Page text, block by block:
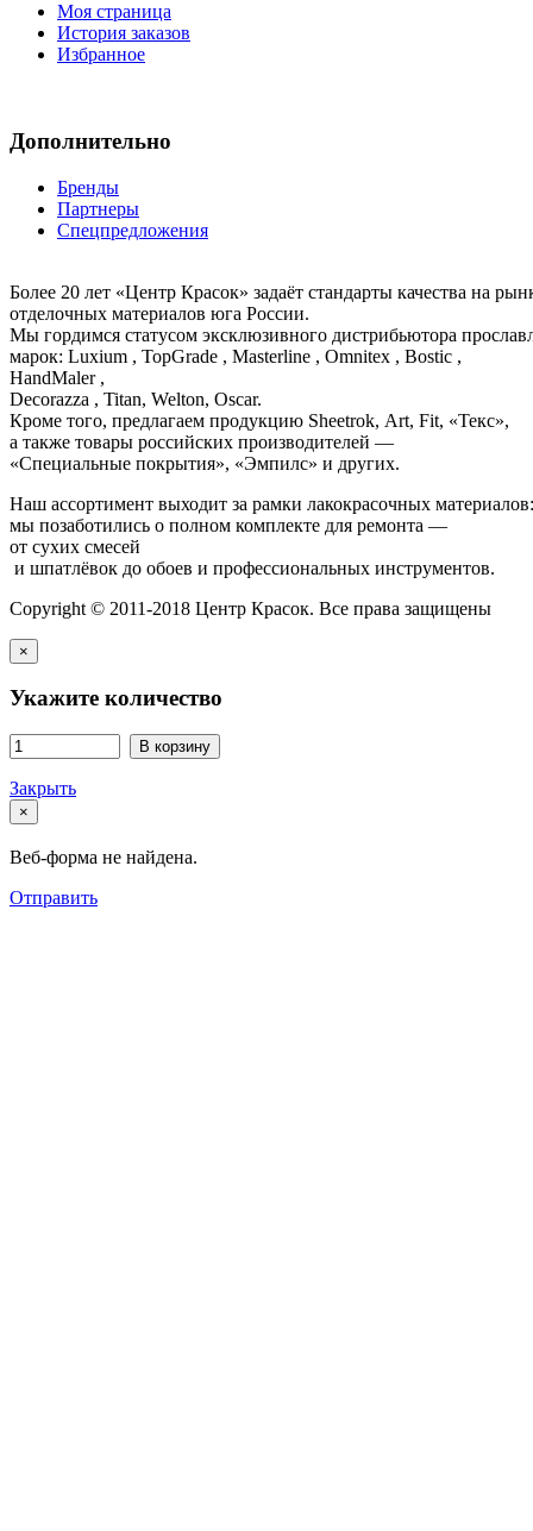
Моя страница
История заказов
Избранное
Дополнительно
Бренды
Партнеры
Спецпредложения
Более 20 лет «Центр Красок» задаёт стандарты качества на
отделочных материалов юга России.
Мы гордимся статусом эксклюзивного дистрибьютора
марок: Luxium , TopGrade , Masterline , Omnitex , Bostic ,
HandMaler ,
Decorazza , Titan, Welton, Oscar.
Кроме того, предлагаем продукцию Sheetrok, Art, Fit, «Текс»,
а также товары российских производителей —
«Специальные покрытия», «Эмпилс» и других.
Наш ассортимент выходит за рамки лакокрасочных
мы позаботились о полном комплекте для ремонта —
от сухих смесей
и шпатлёвок до обоев и профессиональных инструментов.
Copyright © 2011-2018 Центр Красок. Все права защищены
×
Укажите количество
В корзину
Закрыть
×
Веб-форма не найдена.
Отправить